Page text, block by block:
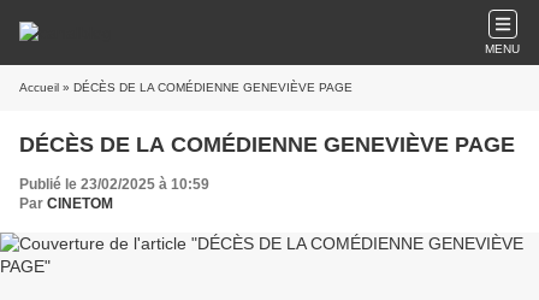
MENU
Accueil » DÉCÈS DE LA COMÉDIENNE GENEVIÈVE PAGE
DÉCÈS DE LA COMÉDIENNE GENEVIÈVE PAGE
Publié le 23/02/2025 à 10:59
Par CINETOM